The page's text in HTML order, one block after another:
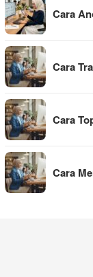
Cara
Cara
Cara
Cara